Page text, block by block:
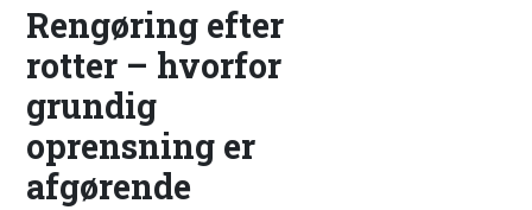
Rengøring efter
rotter – hvorfor
grundig
oprensning er
afgørende